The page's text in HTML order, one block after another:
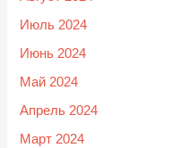
Июль 2024
Июнь 2024
Май 2024
Апрель 2024
Март 2024